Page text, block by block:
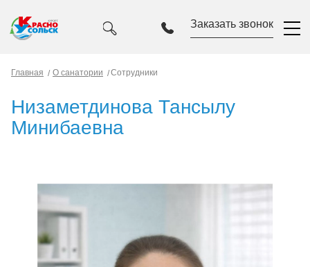
Заказать звонок
Главная О санатории Сотрудники
Низаметдинова Тансылу
Минибаевна